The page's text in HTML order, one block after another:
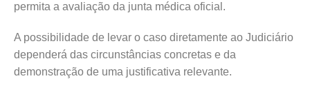
permita a avaliação da junta médica oficial.
A possibilidade de levar o caso diretamente ao Judiciário
dependerá das circunstâncias concretas e da
demonstração de uma justificativa relevante.